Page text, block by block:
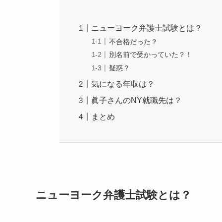
ニューヨーク弁護士試験とは？
不合格だった？
別名前で受かっていた？！
疑惑？
気になる年収は？
眞子さんのNY就職先は？
まとめ
ニューヨーク弁護士試験とは？